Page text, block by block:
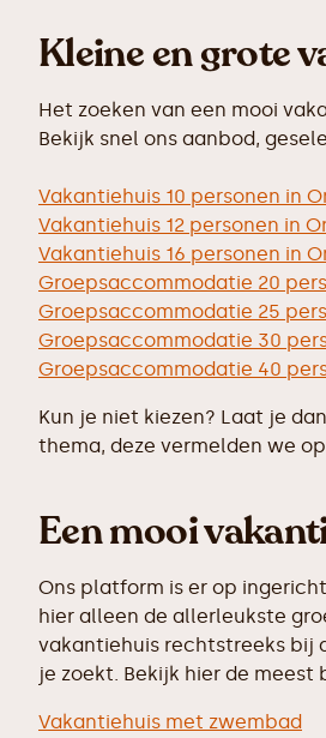
Kleine en grote
Het zoeken van een mooi
Bekijk snel ons aanbod,
Vakantiehuis 10 personen in
Vakantiehuis 12 personen in
Vakantiehuis 16 personen in
Groepsaccommodatie 20
Groepsaccommodatie 25
Groepsaccommodatie 30
Groepsaccommodatie 40
Kun je niet kiezen? Laat je
thema, deze vermelden we
Een mooi
Ons platform is er op
hier alleen de allerleukste
vakantiehuis rechtstreeks bij
je zoekt. Bekijk hier de meest
Vakantiehuis met zwembad